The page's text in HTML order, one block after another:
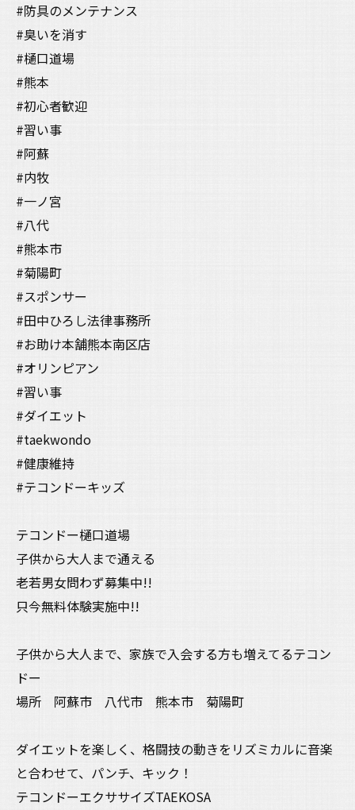
#防具のメンテナンス
#臭いを消す
#樋口道場
#熊本
#初心者歓迎
#習い事
#阿蘇
#内牧
#一ノ宮
#八代
#熊本市
#菊陽町
#スポンサー
#田中ひろし法律事務所
#お助け本舗熊本南区店
#オリンピアン
#習い事
#ダイエット
#taekwondo
#健康維持
#テコンドーキッズ
テコンドー樋口道場
子供から大人まで通える
老若男女問わず募集中!!
只今無料体験実施中!!
子供から大人まで、家族で入会する方も増えてるテコン
ドー
場所 阿蘇市 八代市 熊本市 菊陽町
ダイエットを楽しく、格闘技の動きをリズミカルに音楽
と合わせて、パンチ、キック！
テコンドーエクササイズTAEKOSA